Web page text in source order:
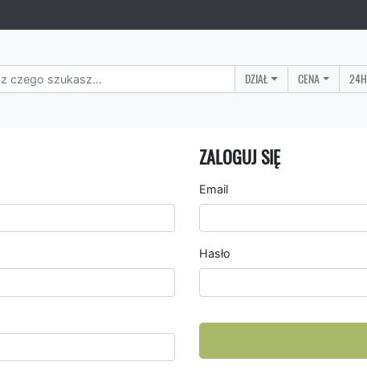
DZIAŁ CENA
ZALOGUJ SIĘ
Email
Hasło